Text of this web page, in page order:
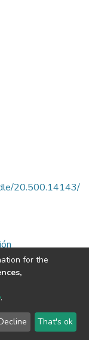
20.500.14143/
Send
Feedback
for the
.
That's ok